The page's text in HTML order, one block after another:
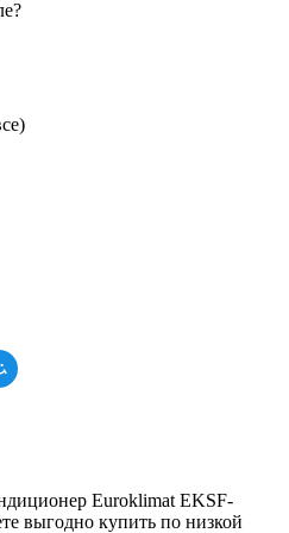
Euroklimat EKSF-
выгодно купить по низкой